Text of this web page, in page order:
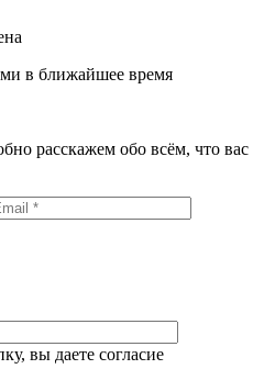
в ближайшее время
расскажем обо всём, что вас
вы даете согласие